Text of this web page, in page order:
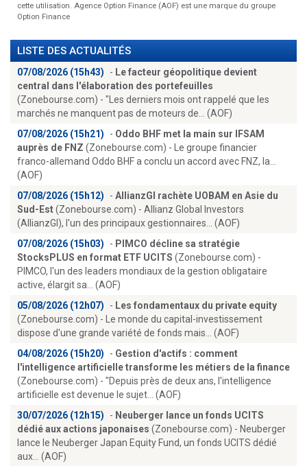
cette utilisation. Agence Option Finance (AOF) est une marque du groupe
Option Finance
LISTE DES ACTUALITÉS
07/08/2026 (15h43) - Le facteur géopolitique devient
central dans l'élaboration des portefeuilles
(Zonebourse.com) - "Les derniers mois ont rappelé que les
marchés ne manquent pas de moteurs de... (AOF)
07/08/2026 (15h21)
- Oddo BHF met la main sur IFSAM
auprès de FNZ (Zonebourse.com) - Le groupe financier
franco-allemand Oddo BHF a conclu un accord avec FNZ, la...
(AOF)
07/08/2026 (15h12)
- AllianzGI rachète UOBAM en Asie du
Sud-Est(Zonebourse.com) - Allianz Global Investors
(AllianzGI), l'un des principaux gestionnaires... (AOF)
07/08/2026 (15h03)
- PIMCO décline sa stratégie
StocksPLUS en format ETF UCITS (Zonebourse.com) -
PIMCO, l'un des leaders mondiaux de la gestion obligataire
active, élargit sa... (AOF)
05/08/2026 (12h07)
- Les fondamentaux du private equity
(Zonebourse.com) - Le monde du capital-investissement
dispose d'une grande variété de fonds mais... (AOF)
04/08/2026 (15h20)
- Gestion d'actifs : comment
l'intelligence artificielle transforme les métiers de la finance
(Zonebourse.com) - "Depuis près de deux ans, l'intelligence
artificielle est devenue le sujet... (AOF)
30/07/2026 (12h15)
- Neuberger lance un fonds UCITS
dédié aux actions japonaises (Zonebourse.com) - Neuberger
lance le Neuberger Japan Equity Fund, un fonds UCITS dédié
aux... (AOF)